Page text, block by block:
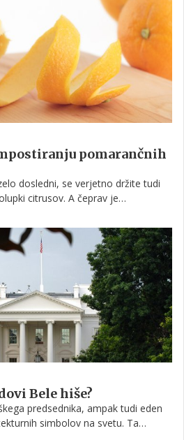
pomarančnih
dosledni, se verjetno držite tudi
citrusov. A čeprav je
je morda čas, da to ovržemo.
Bele hiše?
predsednika, ampak tudi eden
simbolov na svetu. Ta